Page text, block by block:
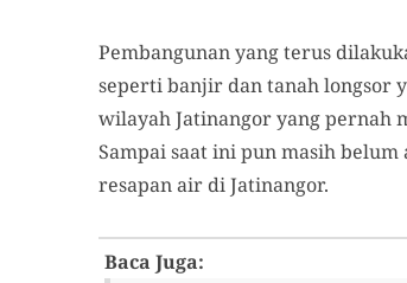
Pembangunan yang terus
seperti banjir dan tanah longsor
wilayah Jatinangor yang pernah
Sampai saat ini pun masih
resapan air di Jatinangor.
Baca Juga: